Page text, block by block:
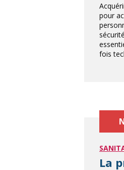
pour
fois
La